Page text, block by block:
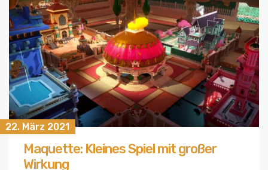
22. März 2021
Maquette: Kleines Spiel mit großer
Wirkung